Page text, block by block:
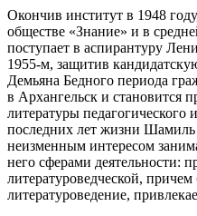
Окончив институт в 1948
обществе «Знание» и в
поступает в аспирантуру
1955-м, защитив
Демьяна Бедного периода
в Архангельск и становится
литературы педагогического
последних лет жизни
неизменным интересом
него сферами деятельности:
литературоведческой,
литературоведение,